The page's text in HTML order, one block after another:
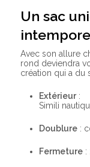
Un sac
Avec son allure
rond deviendra
création qui a du
Extérieur:
Simili
Doublure :
Fermeture :